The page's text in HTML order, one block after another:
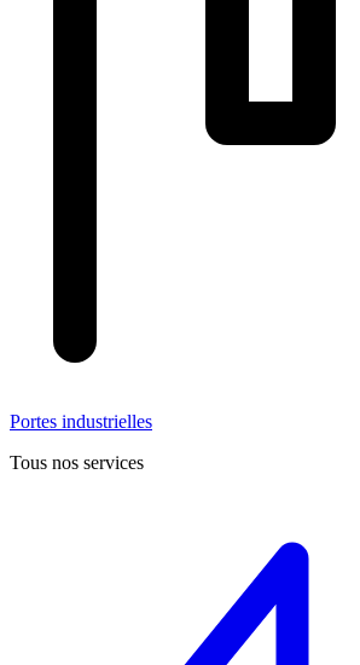
Portes industrielles
Tous nos services